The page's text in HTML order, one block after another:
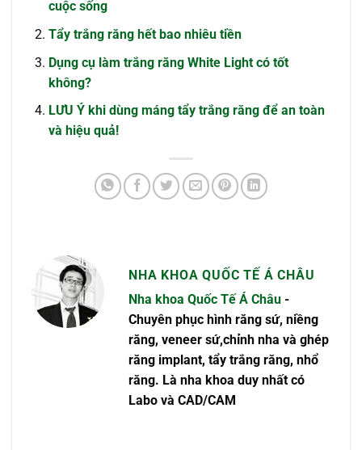
cuộc sống
Tẩy trắng răng hết bao nhiêu tiền
Dụng cụ làm trắng răng White Light có tốt
không?
LƯU Ý khi dùng máng tẩy trắng răng để an toàn
và hiệu quả!
NHA KHOA QUỐC TẾ Á CHÂU
Nha khoa Quốc Tế Á Châu -
Chuyên phục hình răng sứ, niềng
răng, veneer sứ,chỉnh nha và ghép
răng implant, tẩy trắng răng, nhổ
răng. Là nha khoa duy nhất có
Labo và CAD/CAM